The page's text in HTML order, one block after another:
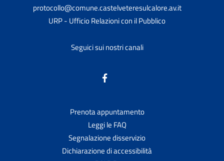
protocollo@comune.castelveteresulcalore.av.it
URP - Ufficio Relazioni con il Pubblico
Seguici sui nostri canali
Prenota appuntamento
Leggi le FAQ
Segnalazione disservizio
Dichiarazione di accessibilità